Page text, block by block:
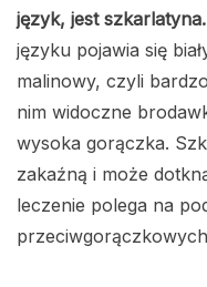
język, jest szkarlatyna.
języku pojawia się
malinowy, czyli
nim widoczne
wysoka gorączka.
zakaźną i może
leczenie polega na